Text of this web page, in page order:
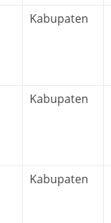
Kabupaten
Kabupaten
Kabupaten